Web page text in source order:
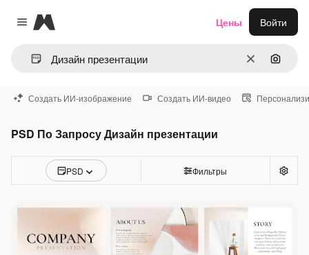
Close menu
Magnific
ОчиститьПоиск
Цены Войти
Создать ИИ-изображение Создать ИИ-видео
PSD По Запросу Дизайн презентации
PSD Фильтры